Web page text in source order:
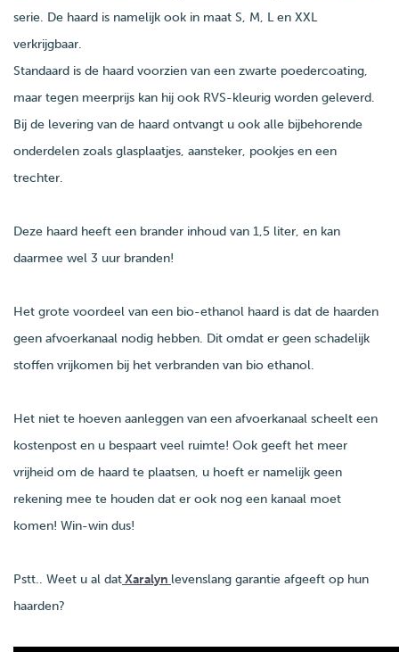
serie. De haard is namelijk ook in maat S, M, L en XXL
verkrijgbaar.
Standaard is de haard voorzien van een zwarte poedercoating,
maar tegen meerprijs kan hij ook RVS-kleurig worden geleverd.
Bij de levering van de haard ontvangt u ook alle bijbehorende
onderdelen zoals glasplaatjes, aansteker, pookjes en een
trechter.
Deze haard heeft een brander inhoud van 1,5 liter, en kan
daarmee wel 3 uur branden!
Het grote voordeel van een bio-ethanol haard is dat de haarden
geen afvoerkanaal nodig hebben. Dit omdat er geen schadelijk
stoffen vrijkomen bij het verbranden van bio ethanol.
Het niet te hoeven aanleggen van een afvoerkanaal scheelt een
kostenpost en u bespaart veel ruimte! Ook geeft het meer
vrijheid om de haard te plaatsen, u hoeft er namelijk geen
rekening mee te houden dat er ook nog een kanaal moet
komen! Win-win dus!
Pstt.. Weet u al datXaralyn levenslang garantie afgeeft op hun
haarden?